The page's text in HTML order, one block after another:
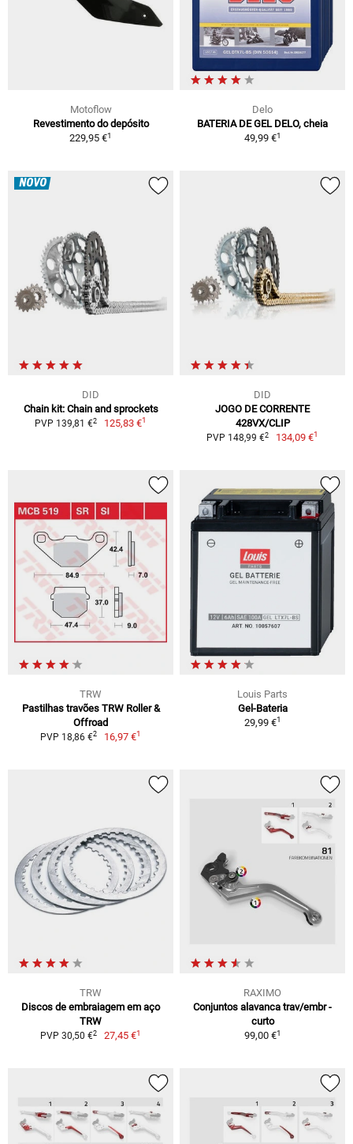
Motoflow
Revestimento do depósito
229,95 €1
Delo
BATERIA DE GEL DELO, cheia
49,99 €1
NOVO
DID
Chain kit: Chain and sprockets
PVP 139,81 €2 125,83 €1
DID
JOGO DE CORRENTE
428VX/CLIP
PVP 148,99 €2 134,09 €1
TRW
Pastilhas travões TRW Roller &
Offroad
PVP 18,86 €2 16,97 €1
Louis Parts
Gel-Bateria
29,99 €1
TRW
Discos de embraiagem em aço
TRW
PVP 30,50 €2 27,45 €1
RAXIMO
Conjuntos alavanca trav/embr -
curto
99,00 €1